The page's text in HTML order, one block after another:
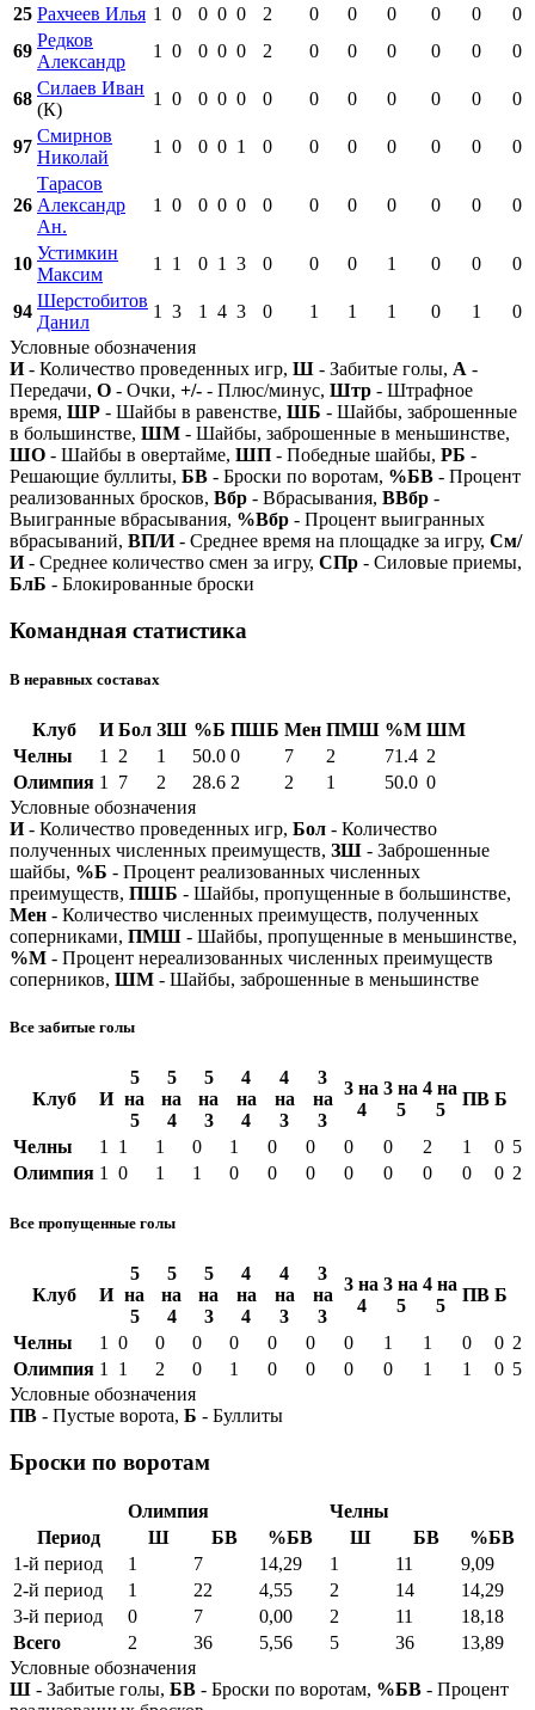
25 Рахчеев Илья 1 0 0 0 0 2 0 0 0 0 0
0
69
Редков
Александр
1 0 0 0 0 2 0 0 0 0 0 0
68
Силаев Иван
(К)
1 0 0 0 0 0 0 0 0 0 0 0
97
Смирнов
Николай
1 0 0 0 1 0 0 0 0 0 0 0
26
Тарасов
Александр
Ан.
1 0 0 0 0 0 0 0 0 0 0 0
10
Устимкин
Максим
1 1 0 1 3 0 0 0 1 0 0 0
94
Шерстобитов
Данил
1 3 1 4 3 0 1 1 1 0 1
0
Условные обозначения
И- Количество проведенных игр, Ш - Забитые голы, А -
Передачи, О - Очки, +/- - Плюс/минус, Штр - Штрафное
время, ШР - Шайбы в равенстве, ШБ - Шайбы, заброшенные
в большинстве, ШМ - Шайбы, заброшенные в меньшинстве,
ШО - Шайбы в овертайме, ШП - Победные шайбы, РБ -
Решающие буллиты, БВ - Броски по воротам, %БВ - Процент
реализованных бросков, Вбр - Вбрасывания, ВВбр -
Выигранные вбрасывания, %Вбр - Процент выигранных
вбрасываний, ВП/И- Среднее время на площадке за игру, См/
И- Среднее количество смен за игру, СПр - Силовые приемы,
БлБ - Блокированные броски
Командная статистика
В неравных составах
Клуб И Бол ЗШ %Б ПШБ Мен ПМШ %М ШМ
Челны
1 2 1 50.0 0 7 2 71.4 2
Олимпия 1 7 2 28.6 2 2 1 50.0 0
Условные обозначения
И- Количество проведенных игр, Бол - Количество
полученных численных преимуществ, ЗШ - Заброшенные
шайбы, %Б - Процент реализованных численных
преимуществ, ПШБ - Шайбы, пропущенные в большинстве,
Мен - Количество численных преимуществ, полученных
соперниками, ПМШ - Шайбы, пропущенные в меньшинстве,
%М - Процент нереализованных численных преимуществ
соперников, ШМ - Шайбы, заброшенные в меньшинстве
Все забитые голы
Клуб И
5
на
5
5
на
4
5
на
3
4
на
4
4
на
3
3
на
3
3 на
4
3 на
5
4 на
5
ПВ Б
Челны 1 1 1 0 1 0 0 0 0 2 1 0 5
Олимпия 1 0 1 1 0 0 0 0 0 0 0 0 2
Все пропущенные голы
Клуб И
5
на
5
5
на
4
5
на
3
4
на
4
4
на
3
3
на
3
3 на
4
3 на
5
4 на
5
ПВ Б
Челны 1 0 0 0 0 0 0 0 1 1 0 0 2
Олимпия 1 1 2 0 1 0 0 0 0 1 1 0 5
Условные обозначения
ПВ - Пустые ворота, Б - Буллиты
Броски по воротам
Олимпия
Челны
Период
Ш БВ %БВ Ш БВ
%БВ
1-й период
1 7 14,29 1 11
9,09
2-й период
1 22 4,55 2 14
14,29
3-й период
0 7 0,00 2 11
18,18
Всего
2 36 5,56 5 36
13,89
Условные обозначения
Ш - Забитые голы, БВ - Броски по воротам, %БВ - Процент